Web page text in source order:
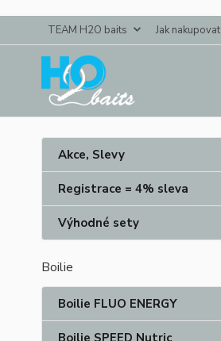
TEAM H2O baits Jak nakupovat
Akce, Slevy
Registrace = 4% sleva
Výhodné sety
Boilie
Boilie FLUO ENERGY
Boilie SPEED Nutric